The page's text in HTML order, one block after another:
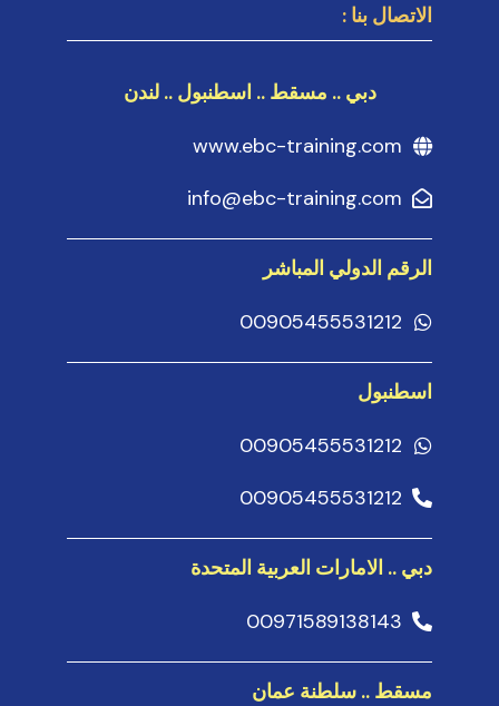
الاتصال بنا :
دبي .. مسقط .. اسطنبول .. لندن
www.ebc-training.com
info@ebc-training.com
الرقم الدولي المباشر
00905455531212
اسطنبول
00905455531212
00905455531212
دبي .. الامارات العربية المتحدة
00971589138143
مسقط .. سلطنة عمان